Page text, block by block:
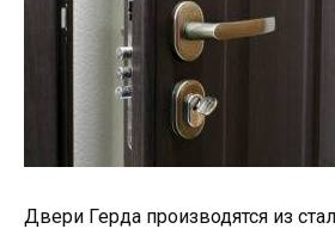
Двери Герда производятся из